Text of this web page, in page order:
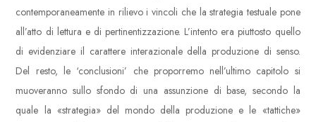
contemporaneamente in rilievo i vincoli che la strategia testuale pone
all’atto di lettura e di pertinentizzazione. L’intento era piuttosto quello
di evidenziare il carattere interazionale della produzione di senso.
Del resto, le ‘conclusioni’ che proporremo nell’ultimo capitolo si
muoveranno sullo sfondo di una assunzione di base, secondo la
quale la «strategia» del mondo della produzione e le «tattiche»